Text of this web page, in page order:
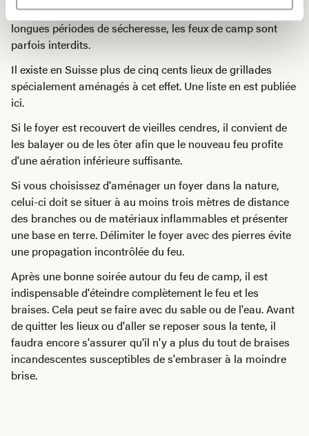
renseigner sur les réglementations locales. Après de
longues périodes de sécheresse, les feux de camp sont
parfois interdits.
Il existe en Suisse plus de cinq cents lieux de grillades
spécialement aménagés à cet effet. Une liste en est publiée
ici.
Si le foyer est recouvert de vieilles cendres, il convient de
les balayer ou de les ôter afin que le nouveau feu profite
d'une aération inférieure suffisante.
Si vous choisissez d'aménager un foyer dans la nature,
celui-ci doit se situer à au moins trois mètres de distance
des branches ou de matériaux inflammables et présenter
une base en terre. Délimiter le foyer avec des pierres évite
une propagation incontrôlée du feu.
Après une bonne soirée autour du feu de camp, il est
indispensable d'éteindre complètement le feu et les
braises. Cela peut se faire avec du sable ou de l'eau. Avant
de quitter les lieux ou d'aller se reposer sous la tente, il
faudra encore s'assurer qu'il n'y a plus du tout de braises
incandescentes susceptibles de s'embraser à la moindre
brise.